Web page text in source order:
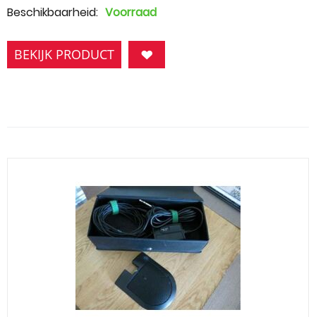
Beschikbaarheid: Voorraad
BEKIJK PRODUCT